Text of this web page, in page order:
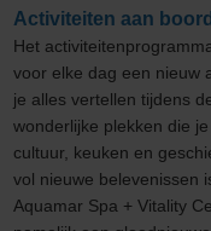
Activiteiten aan boord
Het
voor elke dag een nieuw
je alles vertellen tijdens
wonderlijke plekken die
cultuur, keuken en
vol nieuwe belevenissen
Aquamar Spa + Vitality